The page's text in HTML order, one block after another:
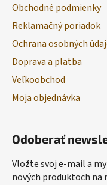
Obchodné podmienky
Reklamačný poriadok
Ochrana osobných
Doprava a platba
Veľkoobchod
Moja objednávka
Odoberať
Vložte svoj e-mail a
nových produktoch na